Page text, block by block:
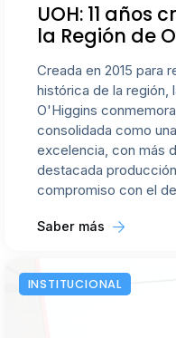
UOH: 11 años
la Región de
Creada en 2015 para
histórica de la región,
O'Higgins
consolidada como
excelencia, con más
destacada
compromiso con el
Saber más
INSTITUCIONAL